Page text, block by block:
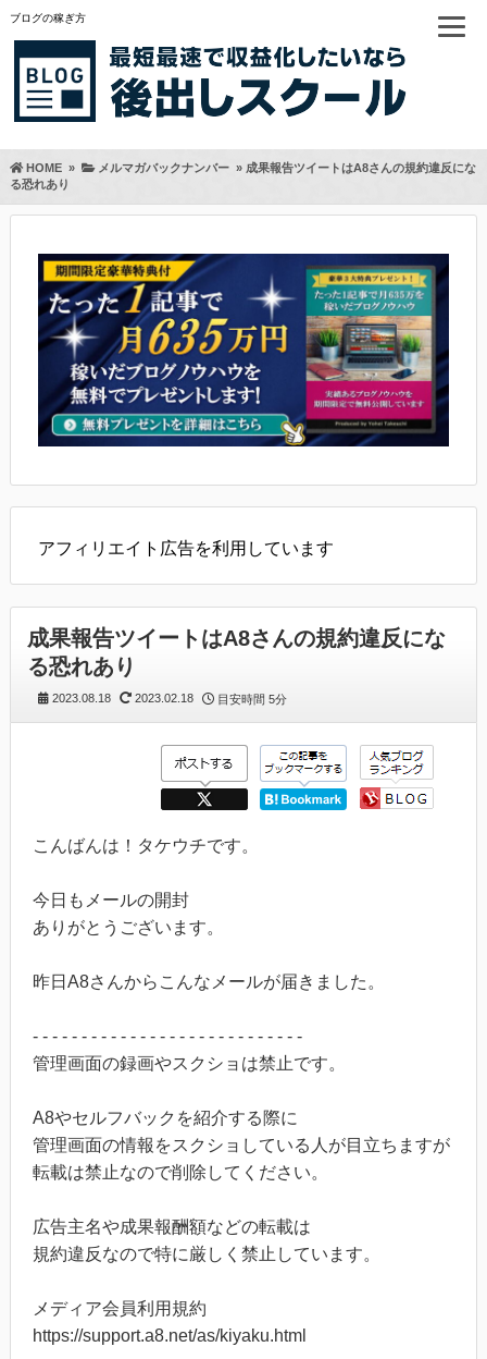
ブログの稼ぎ方
HOME» メルマガバックナンバー» 成果報告ツイートはA8さんの規約違反にな
る恐れあり
アフィリエイト広告を利用しています
成果報告ツイートはA8さんの規約違反にな
る恐れあり
2023.08.18 2023.02.18 目安時間 5分
こんばんは！タケウチです。
今日もメールの開封
ありがとうございます。
昨日A8さんからこんなメールが届きました。
- - - - - - - - - - - - - - - - - - - - - - - - - - - -
管理画面の録画やスクショは禁止です。
A8やセルフバックを紹介する際に
管理画面の情報をスクショしている人が目立ちますが
転載は禁止なので削除してください。
広告主名や成果報酬額などの転載は
規約違反なので特に厳しく禁止しています。
メディア会員利用規約
https://support.a8.net/as/kiyaku.html